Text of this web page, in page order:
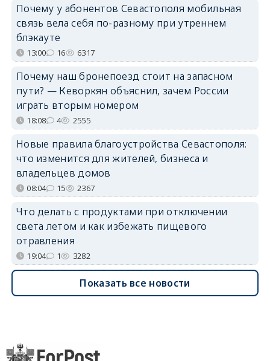
Почему у абонентов Севастополя мобильная
связь вела себя по-разному при утреннем
блэкауте
13:00 16 6317
Почему наш бронепоезд стоит на запасном
пути? — Кеворкян объяснил, зачем России
играть вторым номером
18:08 4 2555
Новые правила благоустройства Севастополя:
что изменится для жителей, бизнеса и
владельцев домов
08:04 15 2367
Что делать с продуктами при отключении
света летом и как избежать пищевого
отравления
19:04 1 3282
Показать все новости